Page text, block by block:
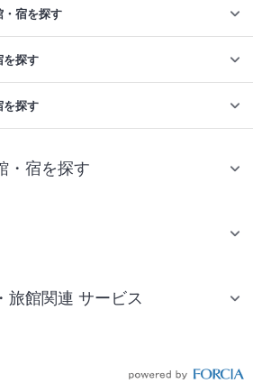
・宿を探す
を探す
を探す
・宿を探す
旅館関連 サービス